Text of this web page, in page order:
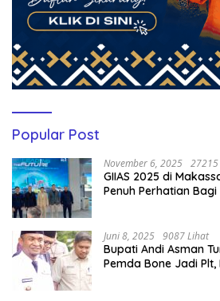
Popular Post
November 6, 2025
GIIAS 2025 di
Penuh Perhatian
Juni 8, 2025 9087 Lihat
Bupati Andi Asman
Pemda Bone Jadi